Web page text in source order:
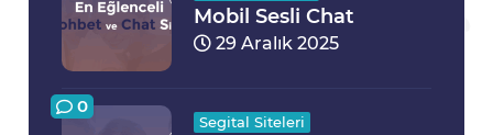
Mobil Sesli Chat
29 Aralık 2025
0
Segital Siteleri